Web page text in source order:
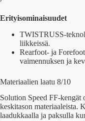
Erityisominaisuudet
TWISTRUSS-
liikkeissä.
Rearfoot- ja
vaimennuksen ja
Materiaalien laatu 8/10
Solution Speed FF-kengät
keskitason materiaaleista.
laadukkaalla ja paksulla